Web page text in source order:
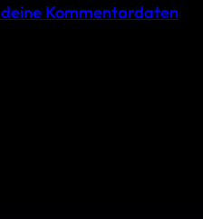
Kommentardaten